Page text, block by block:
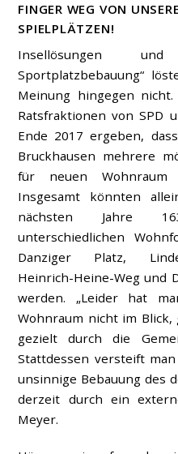
FINGER WEG VON
SPIELPLÄTZEN!
Insellösungen
Sportplatzbebauung“
Meinung hingegen
Ratsfraktionen von SPD
Ende 2017 ergeben,
Bruckhausen mehrere
für neuen Wohnraum
Insgesamt könnten
nächsten Jahre
unterschiedlichen
Danziger Platz,
Heinrich-Heine-Weg und
werden. „Leider hat
Wohnraum nicht im Blick,
gezielt durch die
Stattdessen versteift
unsinnige Bebauung des
derzeit durch ein
Meyer.